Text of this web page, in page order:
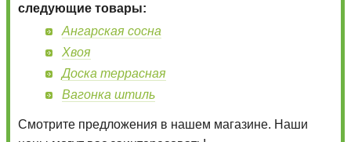
следующие товары:
Ангарская сосна
Хвоя
Доска террасная
Вагонка штиль
Смотрите предложения в нашем магазине. Наши